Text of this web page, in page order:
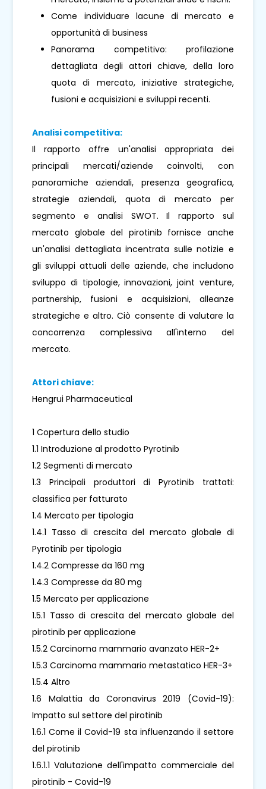
Come individuare lacune di mercato e
opportunità di business
Panorama competitivo: profilazione
dettagliata degli attori chiave, della loro
quota di mercato, iniziative strategiche,
fusioni e acquisizioni e sviluppi recenti.
Analisi competitiva:
Il rapporto offre un'analisi appropriata dei
principali mercati/aziende coinvolti, con
panoramiche aziendali, presenza geografica,
strategie aziendali, quota di mercato per
segmento e analisi SWOT. Il rapporto sul
mercato globale del pirotinib fornisce anche
un'analisi dettagliata incentrata sulle notizie e
gli sviluppi attuali delle aziende, che includono
sviluppo di tipologie, innovazioni, joint venture,
partnership, fusioni e acquisizioni, alleanze
strategiche e altro. Ciò consente di valutare la
concorrenza complessiva all'interno del
mercato.
Attori chiave:
Hengrui Pharmaceutical
1 Copertura dello studio
1.1 Introduzione al prodotto Pyrotinib
1.2 Segmenti di mercato
1.3 Principali produttori di Pyrotinib trattati:
classifica per fatturato
1.4 Mercato per tipologia
1.4.1 Tasso di crescita del mercato globale di
Pyrotinib per tipologia
1.4.2 Compresse da 160 mg
1.4.3 Compresse da 80 mg
1.5 Mercato per applicazione
1.5.1 Tasso di crescita del mercato globale del
pirotinib per applicazione
1.5.2 Carcinoma mammario avanzato HER-2+
1.5.3 Carcinoma mammario metastatico HER-3+
1.5.4 Altro
1.6 Malattia da Coronavirus 2019 (Covid-19):
Impatto sul settore del pirotinib
1.6.1 Come il Covid-19 sta influenzando il settore
del pirotinib
1.6.1.1 Valutazione dell'impatto commerciale del
pirotinib - Covid-19